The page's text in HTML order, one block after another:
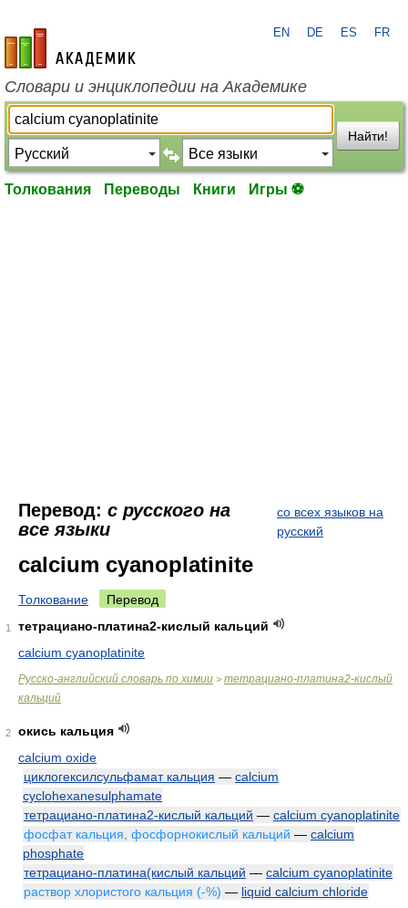
academic.ru
EN DE ES FR
Словари и энциклопедии на Академике
Найти!
Толкования Переводы Книги Игры ⚽
Перевод: с русского на
все языки
со всех языков на
русский
calcium cyanoplatinite
Толкование Перевод
1
тетрациано-платина2-кислый кальций
calcium cyanoplatinite
Русско-английский словарь по химии > тетрациано-платина2-кислый
кальций
2
окись кальция
calcium oxide
циклогексилсульфамат кальция — calcium
cyclohexanesulphamate
тетрациано-платина2-кислый кальций — calcium cyanoplatinite
фосфат кальция, фосфорнокислый кальций — calcium
phosphate
тетрациано-платина(кислый кальций — calcium cyanoplatinite
раствор хлористого кальция (-%) — liquid calcium chloride